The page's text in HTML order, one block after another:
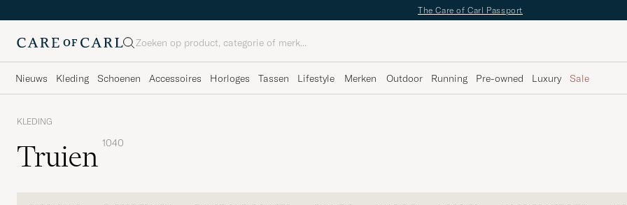
Gratis bezorging vanaf €89 -✔Gratis retour
Zoeken
Nieuws Kleding Schoenen Accessoires Horloges Tassen Lifestyle Merken Outdoor Running Pre-owned Luxury Sale
KLEDING
Truien 1040